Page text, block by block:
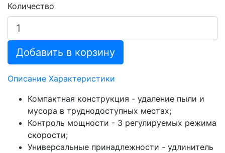
Количество
Добавить в корзину
Описание Характеристики
Компактная конструкция - удаление пыли и
мусора в труднодоступных местах;
Контроль мощности - 3 регулируемых режима
скорости;
Универсальные принадлежности - удлинитель